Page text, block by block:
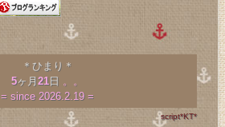
＊ひまり＊
5ヶ月21 日 。。
= since 2026.2.19 =
script*KT*